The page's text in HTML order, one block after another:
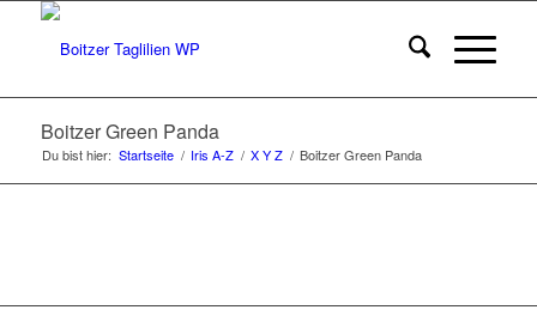
Boitzer Green Panda
Du bist hier: Startseite / Iris A-Z / X Y Z / Boitzer Green Panda